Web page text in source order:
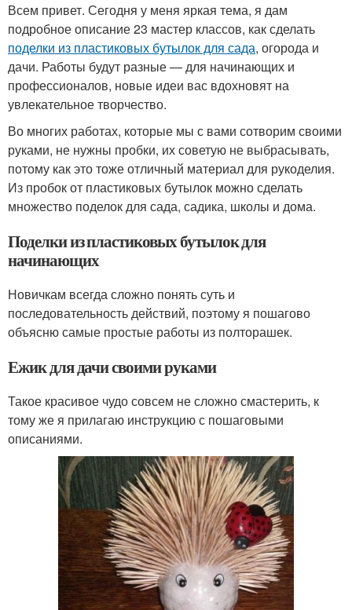
Всем привет. Сегодня у меня яркая тема, я дам
подробное описание 23 мастер классов, как сделать
поделки из пластиковых бутылок для сада, огорода и
дачи. Работы будут разные — для начинающих и
профессионалов, новые идеи вас вдохновят на
увлекательное творчество.
Во многих работах, которые мы с вами сотворим своими
руками, не нужны пробки, их советую не выбрасывать,
потому как это тоже отличный материал для рукоделия.
Из пробок от пластиковых бутылок можно сделать
множество поделок для сада, садика, школы и дома.
Поделки из пластиковых бутылок для
начинающих
Новичкам всегда сложно понять суть и
последовательность действий, поэтому я пошагово
объясню самые простые работы из полторашек.
Ежик для дачи своими руками
Такое красивое чудо совсем не сложно смастерить, к
тому же я прилагаю инструкцию с пошаговыми
описаниями.